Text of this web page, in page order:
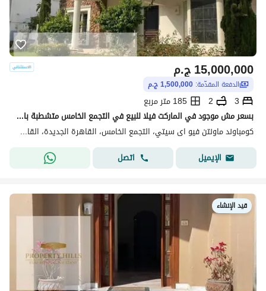
ج.م15,000,000
الدفعة المقدّمة: 1,500,000 ج.م
3
2
185 متر مربع
بسعر مش موجود في الماركت فيلا للبيع في التجمع الخامس متشطبة بالكامل
كومباوند ماونتن فيو اى سيتي، التجمع الخامس، القاهرة الجديدة، القاهرة
الإيميل
اتصل
قيد الإنشاء